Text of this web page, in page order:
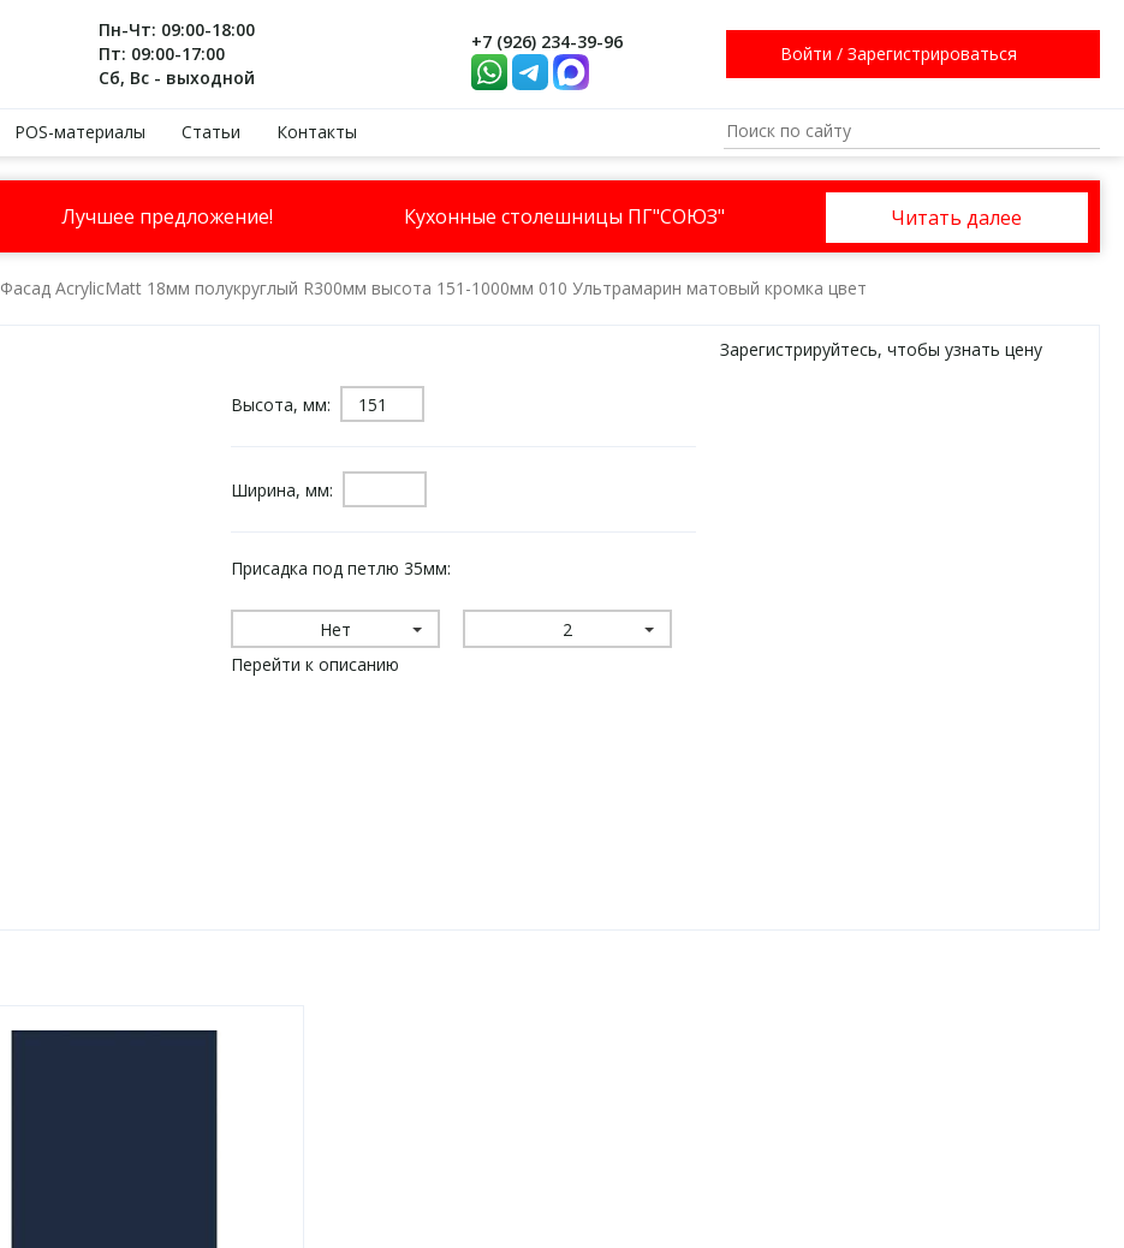
Пн-Чт: 09:00-18:00
Пт: 09:00-17:00
Сб, Вс - выходной
+7 (926) 234-39-96
Войти / Зарегистрироваться
POS-материалы Статьи Контакты
Лучшее предложение! Кухонные столешницы ПГ"СОЮЗ" Читать далее
Фасад AcrylicMatt 18мм полукруглый R300мм высота 151-1000мм 010 Ультрамарин матовый кромка цвет
Высота, мм:
Ширина, мм:
Присадка под петлю 35мм:
Нет
2
Перейти к описанию
Зарегистрируйтесь, чтобы узнать цену